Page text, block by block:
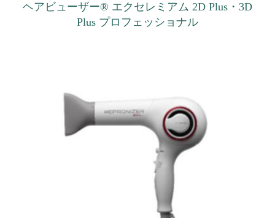
ヘアビューザー® エクセレミアム 2D Plus・3D
Plus プロフェッショナル